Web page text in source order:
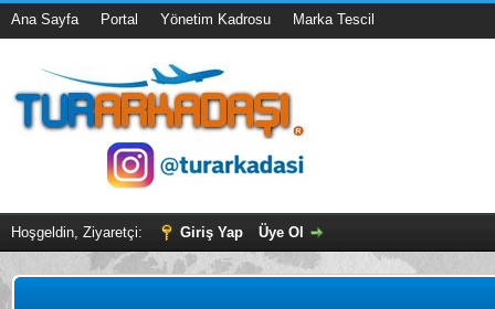
Ana Sayfa Portal Yönetim Kadrosu Marka Tescil
Hoşgeldin, Ziyaretçi: Giriş Yap Üye Ol